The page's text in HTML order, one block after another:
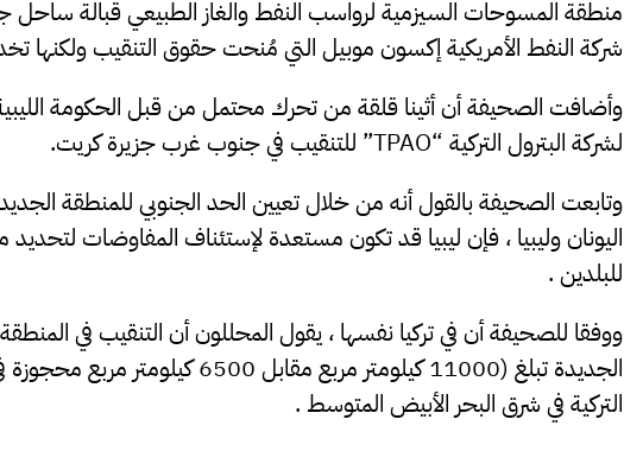
منطقة المسوحات السيزمية لرواسب النفط والغاز الطبيعي قبالة
شركة النفط الأمريكية إكسون موبيل التي مُنحت حقوق التنقيب ولكنها
وأضافت الصحيفة أن أثينا قلقة من تحرك محتمل من قبل الحكومة
لشركة البترول التركية “TPAO” للتنقيب في جنوب غرب جزيرة كريت.
وتابعت الصحيفة بالقول أنه من خلال تعيين الحد الجنوبي للمنطقة
اليونان وليبيا ، فإن ليبيا قد تكون مستعدة ﻹستئناف المفاوضات
للبلدين .
ووفقا للصحيفة أن في تركيا نفسها ، يقول المحللون أن التنقيب في
التركية في شرق البحر الأبيض المتوسط .